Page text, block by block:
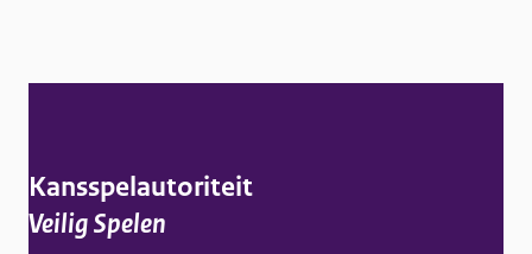
g
e
Kansspelautoriteit
Veilig Spelen